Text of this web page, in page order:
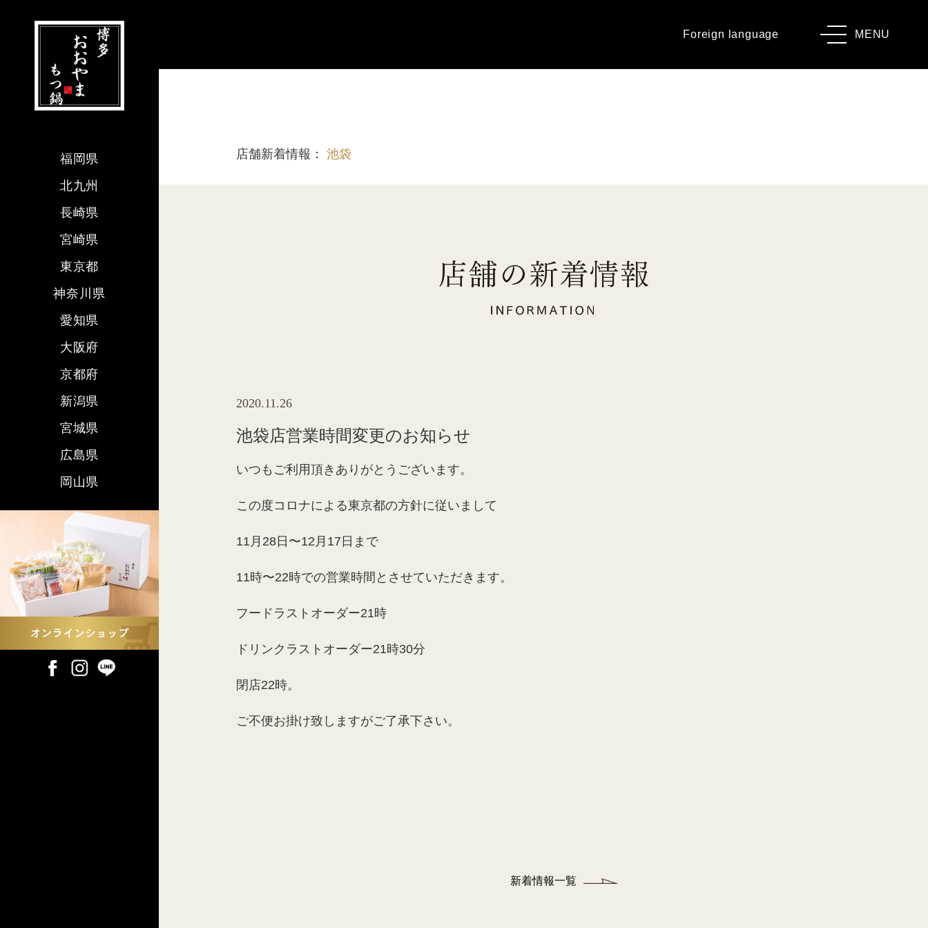
Foreign language MENU
店舗新着情報： 池袋
2020.11.26
池袋店営業時間変更のお知らせ
いつもご利用頂きありがとうございます。
この度コロナによる東京都の方針に従いまして
11月28日〜12月17日まで
11時〜22時での営業時間とさせていただきます。
フードラストオーダー21時
ドリンクラストオーダー21時30分
閉店22時。
ご不便お掛け致しますがご了承下さい。
新着情報一覧
福岡県
北九州
長崎県
宮崎県
東京都
神奈川県
愛知県
大阪府
京都府
新潟県
宮城県
広島県
岡山県